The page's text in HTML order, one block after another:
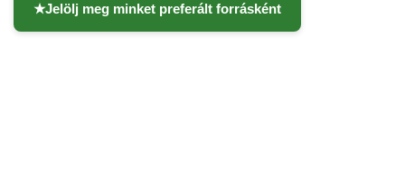
★Jelölj meg minket preferált forrásként